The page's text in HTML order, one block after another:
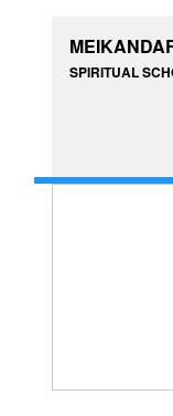
SPIRITUAL